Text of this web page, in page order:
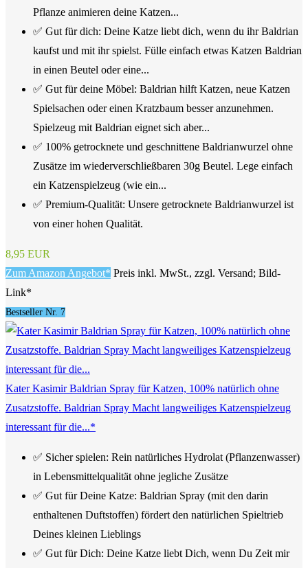
Pflanze animieren deine Katzen...
✅ Gut für dich: Deine Katze liebt dich, wenn du ihr Baldrian
kaufst und mit ihr spielst. Fülle einfach etwas Katzen Baldrian
in einen Beutel oder eine...
✅ Gut für deine Möbel: Baldrian hilft Katzen, neue Katzen
Spielsachen oder einen Kratzbaum besser anzunehmen.
Spielzeug mit Baldrian eignet sich aber...
✅ 100% getrocknete und geschnittene Baldrianwurzel ohne
Zusätze im wiederverschließbaren 30g Beutel. Lege einfach
ein Katzenspielzeug (wie ein...
✅ Premium-Qualität: Unsere getrocknete Baldrianwurzel ist
von einer hohen Qualität.
8,95 EUR
Zum Amazon Angebot* Preis inkl. MwSt., zzgl. Versand; Bild-
Link*
Bestseller Nr. 7
Kater Kasimir Baldrian Spray für Katzen, 100% natürlich ohne
Zusatzstoffe. Baldrian Spray Macht langweiliges Katzenspielzeug
interessant für die...*
✅ Sicher spielen: Rein natürliches Hydrolat (Pflanzenwasser)
in Lebensmittelqualität ohne jegliche Zusätze
✅ Gut für Deine Katze: Baldrian Spray (mit den darin
enthaltenen Duftstoffen) fördert den natürlichen Spieltrieb
Deines kleinen Lieblings
✅ Gut für Dich: Deine Katze liebt Dich, wenn Du Zeit mir